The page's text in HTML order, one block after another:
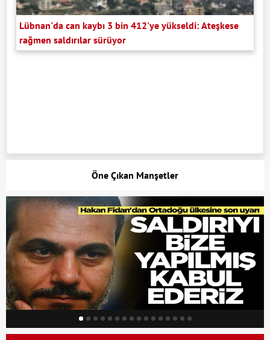
Lübnan'da can kaybı 3 bin 412'ye yükseldi: Ateşkese
rağmen saldırılar sürüyor
Öne Çıkan Manşetler